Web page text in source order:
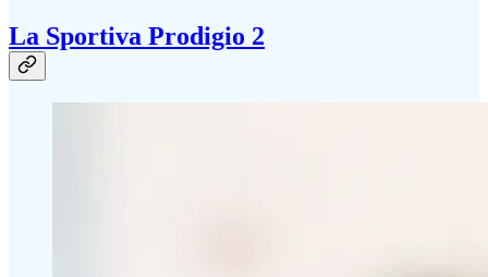
La Sportiva Prodigio 2